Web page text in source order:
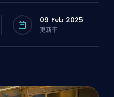
09 Feb 2025
更新于